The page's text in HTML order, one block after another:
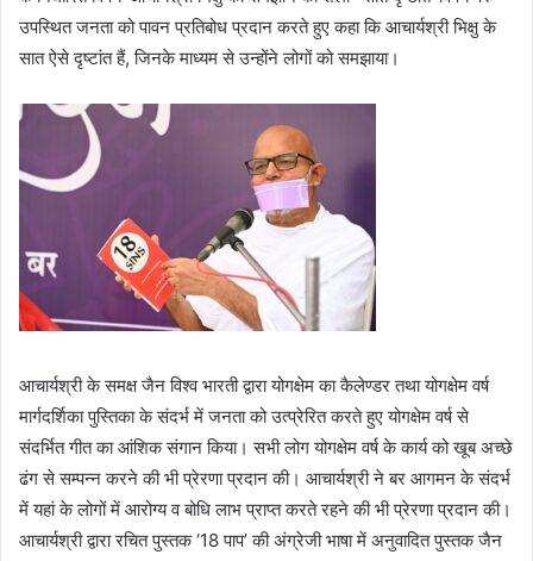
उपस्थित जनता को पावन प्रतिबोध प्रदान करते हुए कहा कि आचार्यश्री भिक्षु के
सात ऐसे दृष्टांत हैं, जिनके माध्यम से उन्होंने लोगों को समझाया।
आचार्यश्री के समक्ष जैन विश्व भारती द्वारा योगक्षेम का कैलेण्डर तथा योगक्षेम वर्ष
मार्गदर्शिका पुस्तिका के संदर्भ में जनता को उत्प्रेरित करते हुए योगक्षेम वर्ष से
संदर्भित गीत का आंशिक संगान किया। सभी लोग योगक्षेम वर्ष के कार्य को खूब अच्छे
ढंग से सम्पन्न करने की भी प्रेरणा प्रदान की। आचार्यश्री ने बर आगमन के संदर्भ
में यहां के लोगों में आरोग्य व बोधि लाभ प्राप्त करते रहने की भी प्रेरणा प्रदान की।
आचार्यश्री द्वारा रचित पुस्तक ‘18 पाप’ की अंग्रेजी भाषा में अनुवादित पुस्तक जैन